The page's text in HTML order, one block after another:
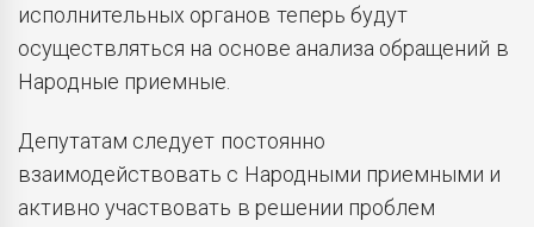
исполнительных органов теперь будут
осуществляться на основе анализа обращений в
Народные приемные.
Депутатам следует постоянно
взаимодействовать с Народными приемными и
активно участвовать в решении проблем